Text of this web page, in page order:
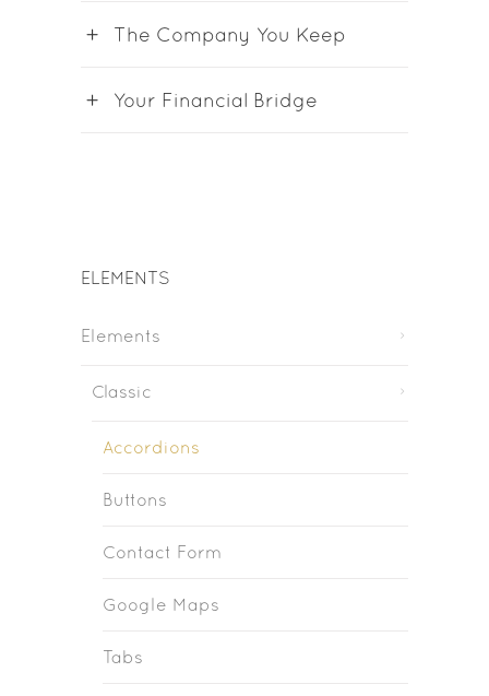
The Company You Keep
Your Financial Bridge
ELEMENTS
Elements
Classic
Accordions
Buttons
Contact Form
Google Maps
Tabs